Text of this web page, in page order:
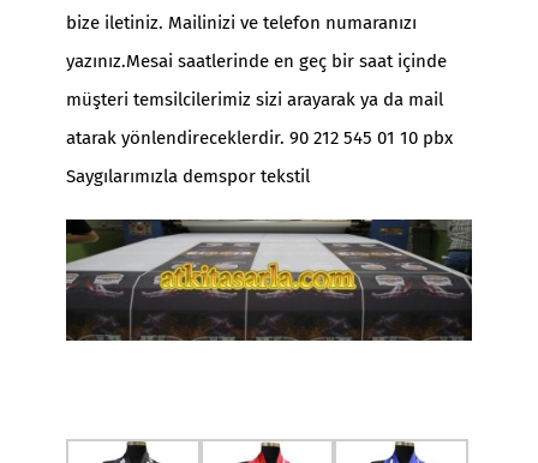
bize iletiniz. Mailinizi ve telefon numaranızı
yazınız.Mesai saatlerinde en geç bir saat içinde
müşteri temsilcilerimiz sizi arayarak ya da mail
atarak yönlendireceklerdir. 90 212 545 01 10 pbx
Saygılarımızla demspor tekstil